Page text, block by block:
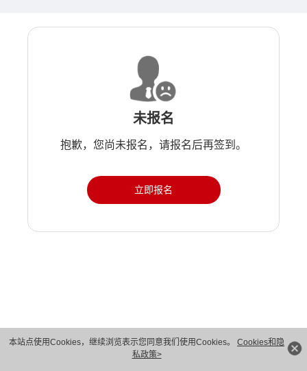
本站点使用Cookies，继续浏览表示您同意我们使用Cookies。 Cookies和隐
私政策>
未报名
抱歉，您尚未报名，请报名后再签到。
立即报名
版权所有 © 华为技术有限公司 1998-2026。 保留一切权利。粤A2-20044005号
隐私保护
法律声明